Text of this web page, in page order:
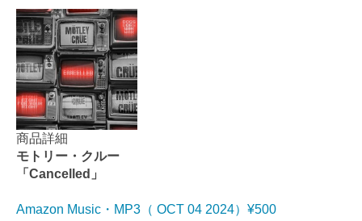
商品詳細
モトリー・クルー
「Cancelled」
Amazon Music・MP3（ OCT 04 2024）¥500